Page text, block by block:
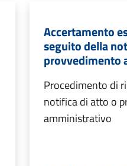
Accertamento
seguito della
provvedimento
Procedimento di
notifica di atto o
amministrativo